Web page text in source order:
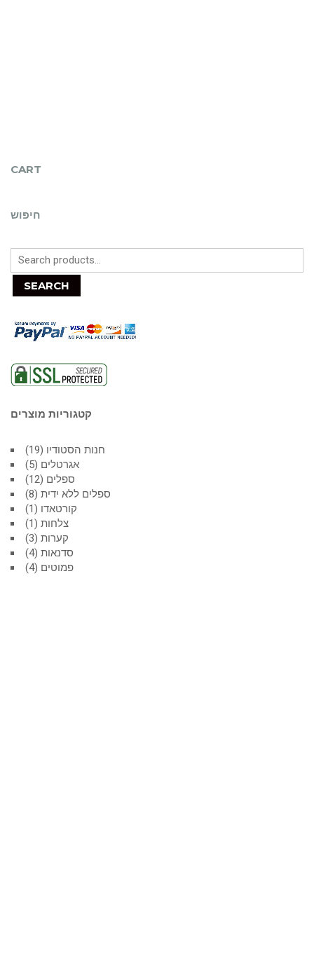
CART
חיפוש
SEARCH
קטגוריות מוצרים
חנות הסטודיו
19
אגרטלים 5
ספלים 12
ספלים ללא ידית 8
קורטאדו
1
צלחות
1
קערות 3
סדנאות 4
פמוטים 4